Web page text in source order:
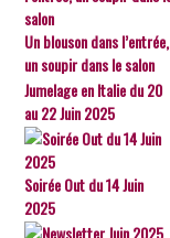
Un blouson dans l’entrée,
un soupir dans le salon
Jumelage en Italie du 20
au 22 Juin 2025
Soirée Out du 14 Juin
2025